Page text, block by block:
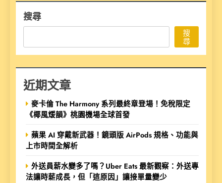
搜尋
搜
尋
近期文章
麥卡倫 The Harmony 系列最終章登場！免稅限定
《椰風煖韻》桃園機場全球首發
蘋果 AI 穿戴新武器！鏡頭版 AirPods 規格、功能與
上市時間全解析
外送員薪水變多了嗎？Uber Eats 最新觀察：外送專
法讓時薪成長，但「這原因」讓接單量變少